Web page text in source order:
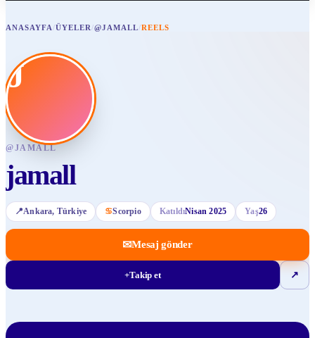
ANASAYFA/ÜYELER/@JAMALL/REELS
J
@JAMALL
jamall
📍Ankara, Türkiye ♋Scorpio KatıldıNisan 2025 Yaş26
✉Mesaj gönder
+Takip et ↗